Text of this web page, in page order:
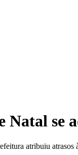
se
atribuiu atrasos